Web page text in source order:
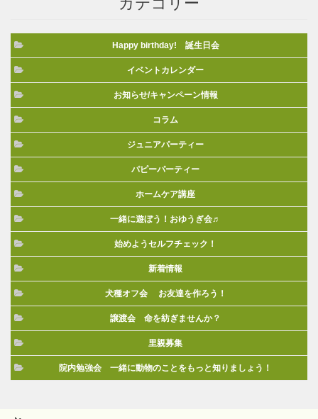
Happy birthday! 誕生日会
イベントカレンダー
お知らせ/キャンペーン情報
コラム
ジュニアパーティー
パピーパーティー
ホームケア講座
一緒に遊ぼう！おゆうぎ会♬
始めようセルフチェック！
新着情報
犬種オフ会 お友達を作ろう！
譲渡会 命を紡ぎませんか？
里親募集
院内勉強会 一緒に動物のことをもっと知りましょう！